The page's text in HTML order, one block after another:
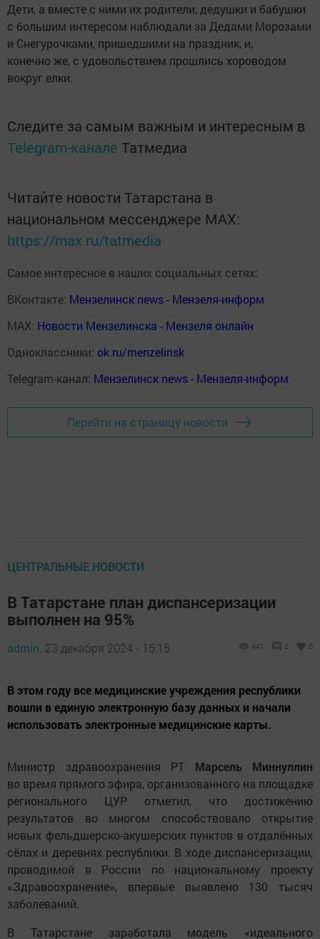
Дети, а вместе с ними их родители, дедушки и бабушки
с большим интересом наблюдали за Дедами Морозами
и Снегурочками, пришедшими на праздник, и,
конечно же, с удовольствием прошлись хороводом
вокруг елки.
Следите за самым важным и интересным в
Telegram-канале Татмедиа
Читайте новости Татарстана в
национальном мессенджере MАХ:
https://max.ru/tatmedia
Самое интересное в наших социальных сетях:
ВКонтакте: Мензелинск news - Мензеля-информ
MAX: Новости Мензелинска - Мензеля онлайн
Одноклассники: ok.ru/menzelinsk
Telegram-канал: Мензелинск news - Мензеля-информ
Перейти на страницу новости
ЦЕНТРАЛЬНЫЕ НОВОСТИ
В Татарстане план диспансеризации
выполнен на 95%
admin, 23 декабря 2024 - 15:15 441 0 0
В этом году все медицинские учреждения республики
вошли в единую электронную базу данных и начали
использовать электронные медицинские карты.
Министр здравоохранения РТ Марсель Миннуллин
во время прямого эфира, организованного на площадке
регионального ЦУР отметил, что достижению
результатов во многом способствовало открытие
новых фельдшерско-акушерских пунктов в отдалённых
сёлах и деревнях республики. В ходе диспансеризации,
проводимой в России по национальному проекту
«Здравоохранение», впервые выявлено 130 тысяч
заболеваний.
В Татарстане заработала модель «идеального